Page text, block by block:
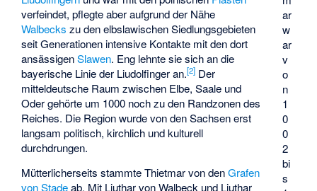
ar
w
ar
v
o
n
1
0
0
2
bi
s
verfeindet, pflegte aber aufgrund der Nähe
Walbecks zu den elbslawischen Siedlungsgebieten
seit Generationen intensive Kontakte mit den dort
ansässigenSlawen. Eng lehnte sie sich an die
bayerische Linie der Liudolfinger an.[2] Der
mitteldeutsche Raum zwischen Elbe, Saale und
Oder gehörte um 1000 noch zu den Randzonen des
Reiches. Die Region wurde von den Sachsen erst
langsam politisch, kirchlich und kulturell
durchdrungen.
Mütterlicherseits stammte Thietmar von denGrafen
von Stadeab. Mit Liuthar von Walbeck und Liuthar